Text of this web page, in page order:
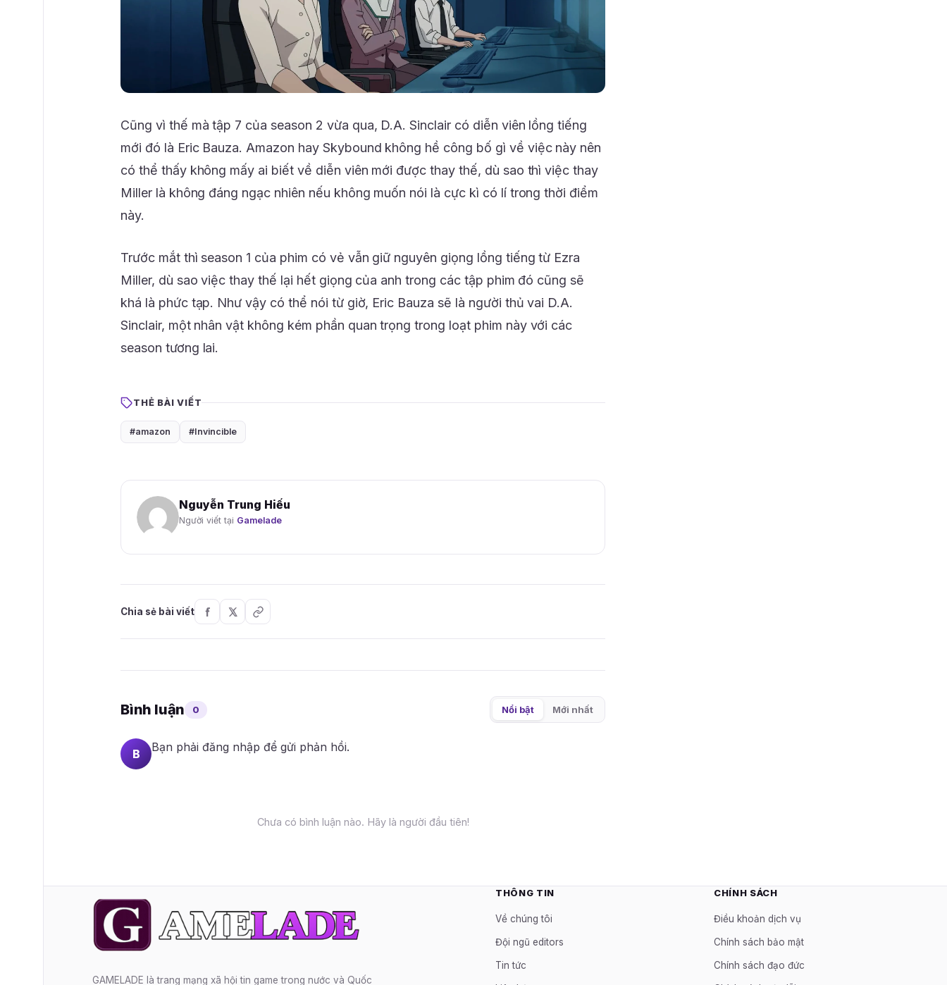
Cũng vì thế mà tập 7 của season 2 vừa qua, D.A. Sinclair có diễn viên lồng tiếng
mới đó là Eric Bauza. Amazon hay Skybound không hề công bố gì về việc này nên
có thể thấy không mấy ai biết về diễn viên mới được thay thế, dù sao thì việc thay
Miller là không đáng ngạc nhiên nếu không muốn nói là cực kì có lí trong thời điểm
này.
Trước mắt thì season 1 của phim có vẻ vẫn giữ nguyên giọng lồng tiếng từ Ezra
Miller, dù sao việc thay thế lại hết giọng của anh trong các tập phim đó cũng sẽ
khá là phức tạp. Như vậy có thể nói từ giờ, Eric Bauza sẽ là người thủ vai D.A.
Sinclair, một nhân vật không kém phần quan trọng trong loạt phim này với các
season tương lai.
THẺ BÀI VIẾT
#amazon #Invincible
Nguyễn Trung Hiếu
Người viết tại Gamelade
Chia sẻ bài viết
Bình luận 0 Nổi bật Mới nhất
B Bạn phải đăng nhập để gửi phản hồi.
Chưa có bình luận nào. Hãy là người đầu tiên!
GAMELADE là trang mạng xã hội tin game trong nước và Quốc
THÔNG TIN
Về chúng tôi
Đội ngũ editors
Tin tức
CHÍNH SÁCH
Điều khoản dịch vụ
Chính sách bảo mật
Chính sách đạo đức